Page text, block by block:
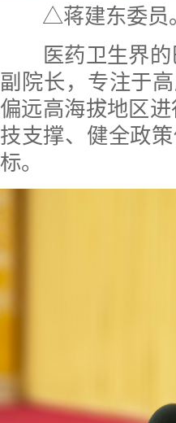
△蒋建东委员。
医药卫生界的
副院长，专注于
偏远高海拔地区
技支撑、健全政
标。